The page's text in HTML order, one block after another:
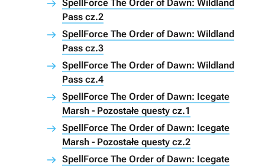
SpellForce The Order of Dawn: Wildland
Pass cz.2
SpellForce The Order of Dawn: Wildland
Pass cz.3
SpellForce The Order of Dawn: Wildland
Pass cz.4
SpellForce The Order of Dawn: Icegate
Marsh - Pozostałe questy cz.1
SpellForce The Order of Dawn: Icegate
Marsh - Pozostałe questy cz.2
SpellForce The Order of Dawn: Icegate